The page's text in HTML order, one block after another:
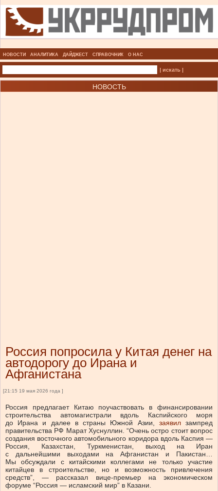
НОВОСТИ АНАЛИТИКА ДАЙДЖЕСТ СПРАВОЧНИК О НАС
| искать |
НОВОСТЬ
Россия попросила у Китая денег на
автодорогу до Ирана и
Афганистана
[21:15 19 мая 2026 года ]
Россия предлагает Китаю поучаствовать в финансировании
строительства автомагистрали вдоль Каспийского моря
до Ирана и далее в страны Южной Азии, заявилзампред
правительства РФ Марат Хуснуллин. “Очень остро стоит вопрос
создания восточного автомобильного коридора вдоль Каспия —
Россия, Казахстан, Туркменистан, выход на Иран
с дальнейшими выходами на Афганистан и Пакистан…
Мы обсуждали с китайскими коллегами не только участие
китайцев в строительстве, но и возможность привлечения
средств”, — рассказал вице-премьер на экономическом
форуме “Россия — исламский мир” в Казани.